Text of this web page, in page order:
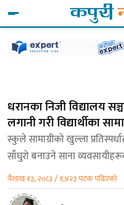
धरानका निजी विद्यालय
लगानी गरी विद्यार्थीका
स्कुले सामाग्रीको खुल्ला
साँघुरो बनाउने साना
वैशाख १३, २०८३ / १,४२३ पटक पढिएको